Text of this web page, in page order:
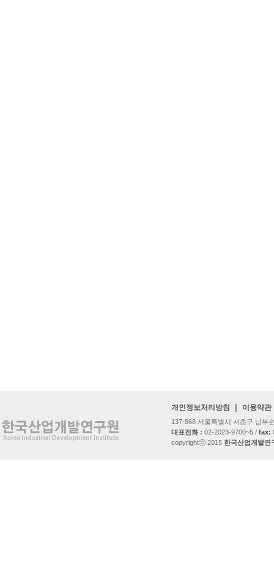
개인정보처리방침 이용약관
137-868 서울특별시 서초구 남부
대표전화 : 02-2023-9700~5 / fax:
copyrightⓒ 2015 한국산업개발